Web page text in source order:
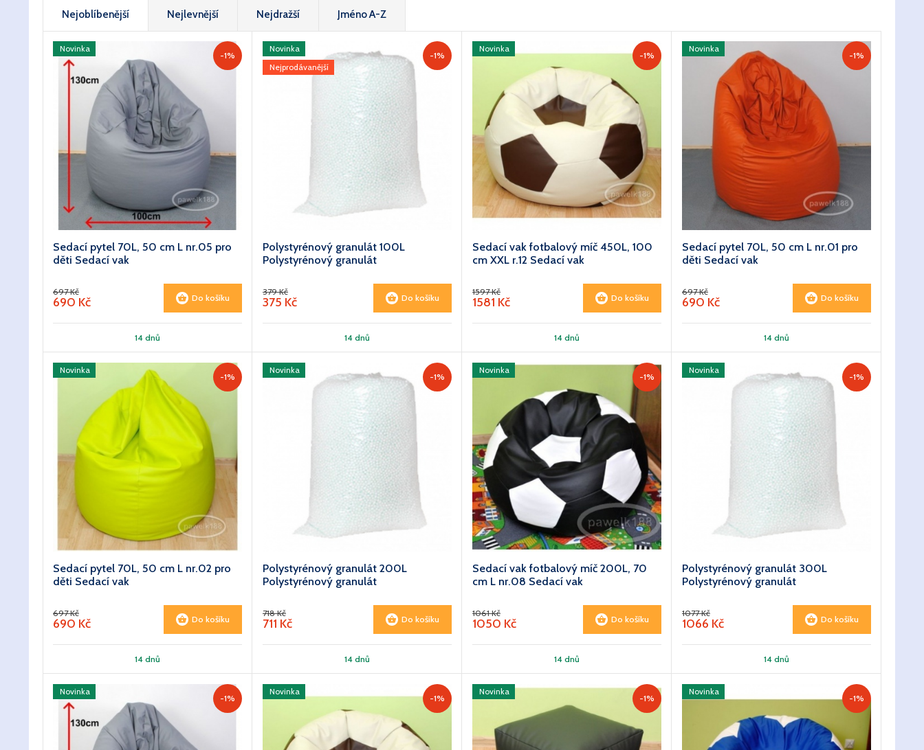
Nejoblíbenější Nejlevnější Nejdražší Jméno A-Z
Novinka
-1%
Sedací pytel 70L, 50 cm L nr.05 pro
děti Sedací vak
697 Kč
690 Kč Do košíku
14 dnů
Novinka
Nejprodávanější
-1%
Polystyrénový granulát 100L
Polystyrénový granulát
379 Kč
375 Kč Do košíku
14 dnů
Novinka
-1%
Sedací vak fotbalový míč 450L, 100
cm XXL r.12 Sedací vak
1597 Kč
1581 Kč Do košíku
14 dnů
Novinka
-1%
Sedací pytel 70L, 50 cm L nr.01 pro
děti Sedací vak
697 Kč
690 Kč Do košíku
14 dnů
Novinka
-1%
Sedací pytel 70L, 50 cm L nr.02 pro
děti Sedací vak
697 Kč
690 Kč Do košíku
14 dnů
Novinka
-1%
Polystyrénový granulát 200L
Polystyrénový granulát
718 Kč
711 Kč Do košíku
14 dnů
Novinka
-1%
Sedací vak fotbalový míč 200L, 70
cm L nr.08 Sedací vak
1061 Kč
1050 Kč Do košíku
14 dnů
Novinka
-1%
Polystyrénový granulát 300L
Polystyrénový granulát
1077 Kč
1066 Kč Do košíku
14 dnů
Novinka
-1%
Novinka
-1%
Novinka
-1%
Novinka
-1%